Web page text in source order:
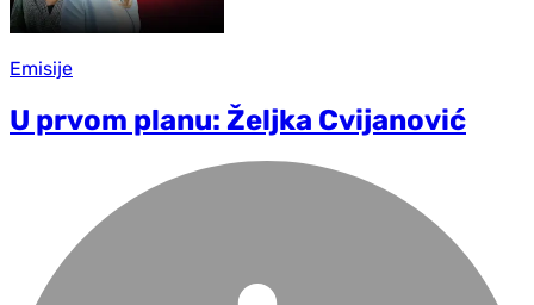
Emisije
U prvom planu: Željka Cvijanović